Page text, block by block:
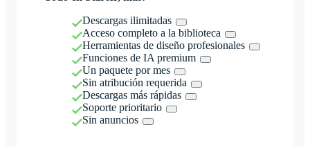
Descargas ilimitadas
Acceso completo a la biblioteca
Herramientas de diseño profesionales
Funciones de IA premium
Un paquete por mes
Sin atribución requerida
Descargas más rápidas
Soporte prioritario
Sin anuncios